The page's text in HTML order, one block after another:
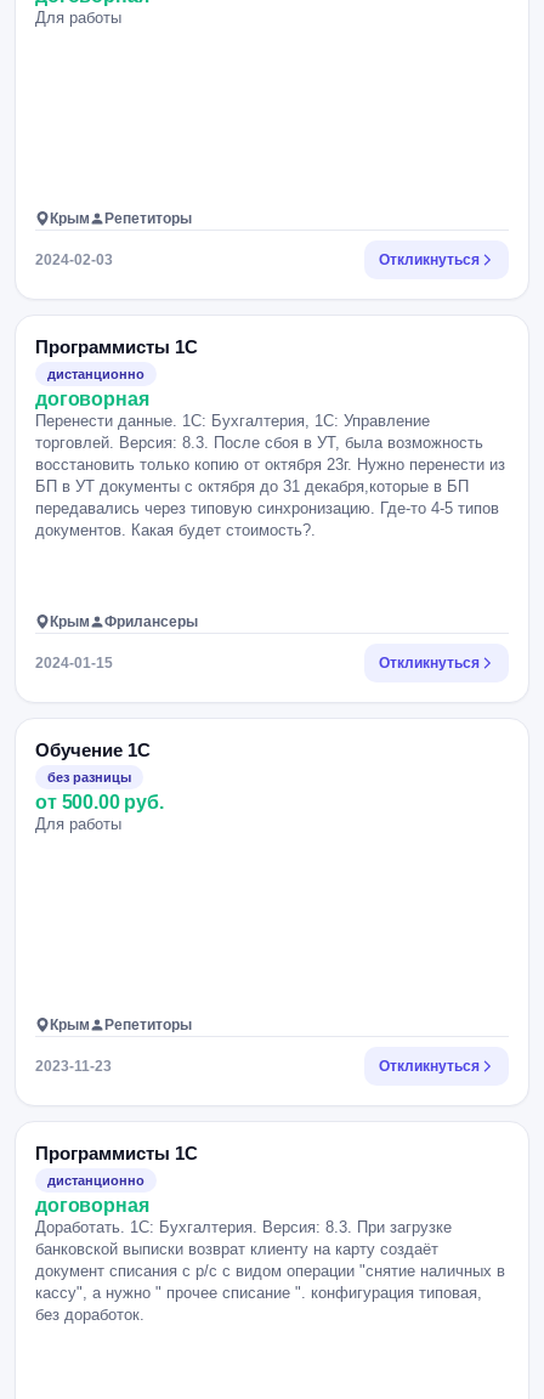
Для работы
Крым Репетиторы
2024-02-03 Откликнуться
Программисты 1С
дистанционно
договорная
Перенести данные. 1С: Бухгалтерия, 1С: Управление
торговлей. Версия: 8.3. После сбоя в УТ, была возможность
восстановить только копию от октября 23г. Нужно перенести из
БП в УТ документы с октября до 31 декабря,которые в БП
передавались через типовую синхронизацию. Где-то 4-5 типов
документов. Какая будет стоимость?.
Крым Фрилансеры
2024-01-15 Откликнуться
Обучение 1С
без разницы
от 500.00 руб.
Для работы
Крым Репетиторы
2023-11-23 Откликнуться
Программисты 1С
дистанционно
договорная
Доработать. 1С: Бухгалтерия. Версия: 8.3. При загрузке
банковской выписки возврат клиенту на карту создаёт
документ списания с р/с с видом операции "снятие наличных в
кассу", а нужно " прочее списание ". конфигурация типовая,
без доработок.